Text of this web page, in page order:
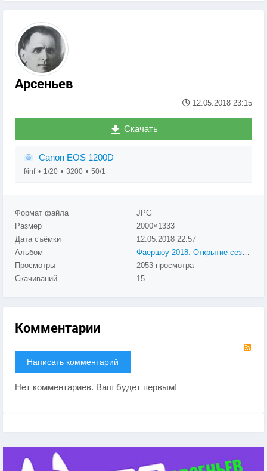
Арсеньев
12.05.2018 23:15
Скачать
Canon EOS 1200D
f/inf 1/20 3200 50/1
Формат файла
JPG
Размер
2000×1333
Дата съёмки
12.05.2018 22:57
Альбом
Фаершоу 2018. Открытие сезона. Арсеньев - парк "Восток"
Просмотры
2053 просмотра
Скачиваний
15
Комментарии
Написать комментарий
Нет комментариев. Ваш будет первым!